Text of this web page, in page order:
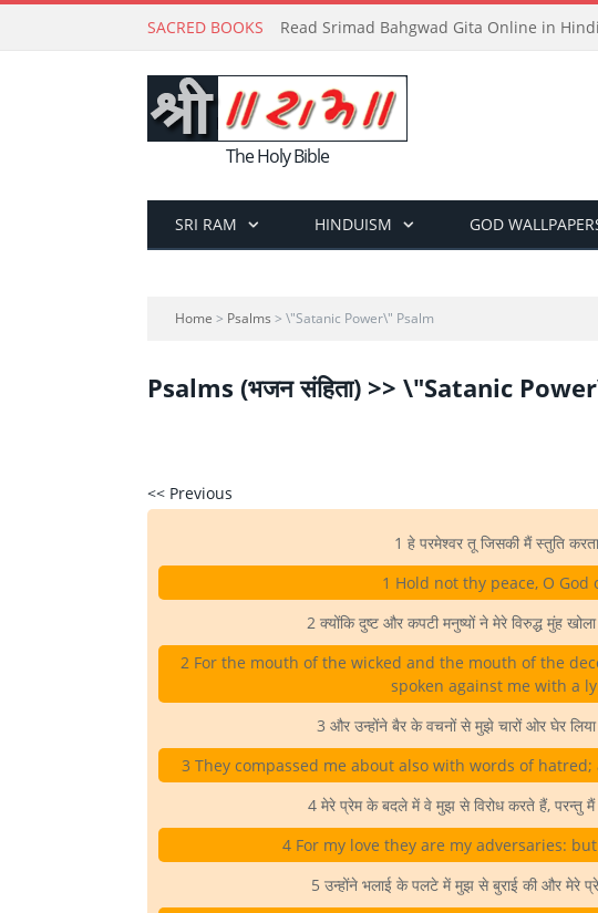
SACRED BOOKS Read Srimad Bahgwad Gita Online in
The Holy Bible
SRI RAM HINDUISM GOD
Home > Psalms > \"Satanic Power\" Psalm
Psalms (भजन संहिता) >> \"Satanic
<< Previous
1 हे परमेश्वर तू जिसकी मैं स्तुति
1 Hold not thy peace, O God
2 क्योंकि दुष्ट और कपटी मनुष्यों ने मेरे विरुद्ध मुंह
2 For the mouth of the wicked and the mouth of the
spoken against me with a
3 और उन्होंने बैर के वचनों से मुझे चारों ओर घेर
3 They compassed me about also with words of
4 मेरे प्रेम के बदले में वे मुझ से विरोध करते हैं, परन्तु मैं
4 For my love they are my adversaries:
5 उन्होंने भलाई के पलटे में मुझ से बुराई की और मेरे